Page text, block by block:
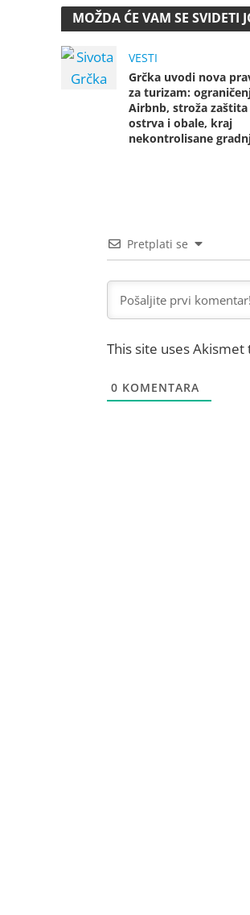
MOŽDA ĆE VAM SE SVIDETI
VESTI
Grčka uvodi nova
za turizam:
Airbnb, stroža zaštita
ostrva i obale, kraj
nekontrolisane
Pretplati se
This site uses
0 KOMENTARA